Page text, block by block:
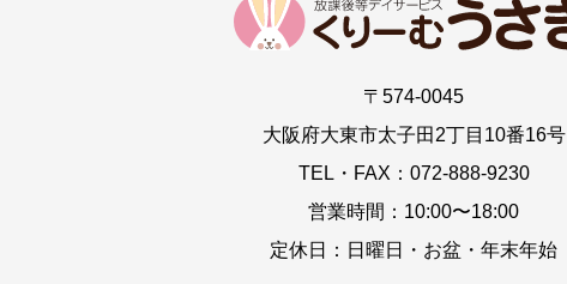
〒574-0045
大阪府大東市太子田2丁目10番16号
TEL・FAX：072-888-9230
営業時間：10:00〜18:00
定休日：日曜日・お盆・年末年始